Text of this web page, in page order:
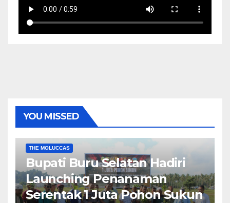
YOU MISSED
THE MOLUCCAS
Bupati Buru Selatan Hadiri
Launching Penanaman
Serentak 1 Juta Pohon Sukun